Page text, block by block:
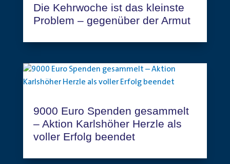
Die Kehrwoche ist das kleinste
Problem – gegenüber der Armut
9000 Euro Spenden gesammelt
– Aktion Karlshöher Herzle als
voller Erfolg beendet